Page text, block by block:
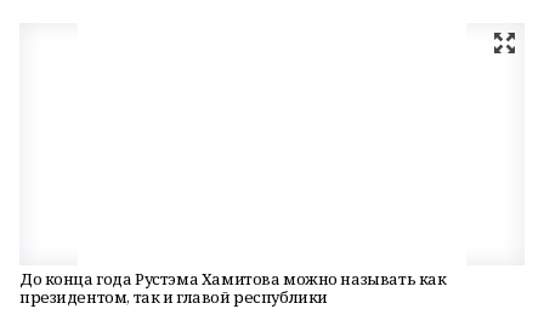
До конца года Рустэма Хамитова можно называть как
президентом, так и главой республики